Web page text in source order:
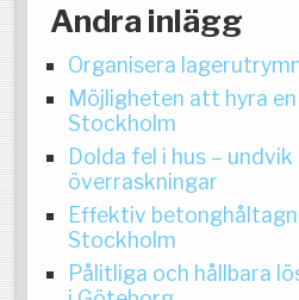
Andra inlägg
Organisera
Möjligheten att hyra
Stockholm
Dolda fel i hus –
överraskningar
Effektiv
Stockholm
Pålitliga och hållbara